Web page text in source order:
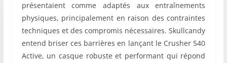
présentaient comme adaptés aux entraînements
physiques, principalement en raison des contraintes
techniques et des compromis nécessaires. Skullcandy
entend briser ces barrières en lançant le Crusher 540
Active, un casque robuste et performant qui répond